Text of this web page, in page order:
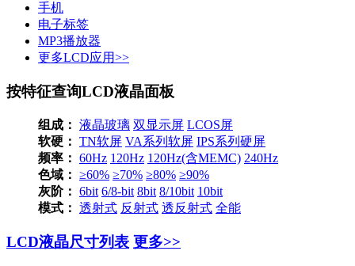
手机
电子标签
MP3播放器
更多LCD应用>>
按特征查询LCD液晶面板
组成： 液晶玻璃 双显示屏 LCOS屏
软硬： TN软屏 VA系列软屏 IPS系列硬屏
频率： 60Hz 120Hz 120Hz(含MEMC) 240Hz
色域： ≥60% ≥70% ≥80% ≥90%
灰阶： 6bit 6/8-bit 8bit 8/10bit 10bit
模式： 透射式 反射式 透反射式 全能
LCD液晶尺寸列表 更多>>